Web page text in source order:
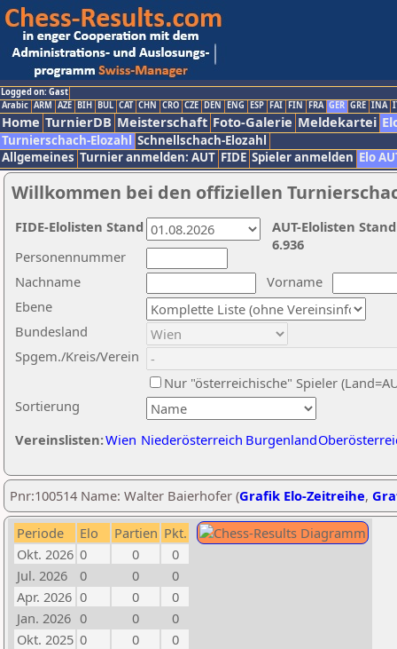
Logged on: Gast
Arabic ARM AZE BIH BUL CAT CHN CRO CZE DEN ENG ESP FAI FIN FRA GER GRE INA
Home TurnierDB Meisterschaft Foto-Galerie Meldekartei
Turnierschach-Elozahl Schnellschach-Elozahl
Allgemeines Turnier anmelden: AUT FIDE Spieler anmelden Elo
Willkommen bei den offiziellen
Nachname
Vorname
Ebene
Sortierung
Personennummer
Bundesland
Spgem./Kreis/Verein
Nur "österreichische" Spieler
Vereinslisten:Wien Niederösterreich Burgenland
AUT-Elolisten
6.936
FIDE-Elolisten Stand
Pnr:100514 Name: Walter Baierhofer (Grafik Elo-Zeitreihe,
Periode Elo Partien Pkt.
Okt. 2026 0 0
0
Jul. 2026
0 0
0
Apr. 2026 0 0
0
Jan. 2026 0 0
0
Okt. 2025 0 0
0